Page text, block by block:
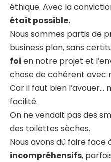
éthique. Avec la
était possible.
Nous sommes partis de
business plan, sans
foi en notre projet et
chose de cohérent avec
Car il faut bien l’avouer…
facilité.
On ne vendait pas des
des toilettes sèches.
Nous avons dû faire face
incompréhensifs,